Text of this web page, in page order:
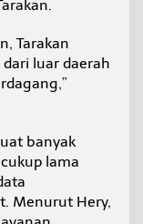
Tarakan
luar daerah
banyak
lama
Menurut Hery,